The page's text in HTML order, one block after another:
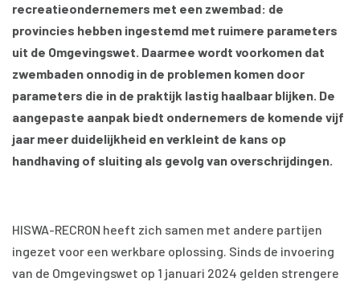
recreatieondernemers met een zwembad: de
provincies hebben ingestemd met ruimere parameters
uit de Omgevingswet. Daarmee wordt voorkomen dat
zwembaden onnodig in de problemen komen door
parameters die in de praktijk lastig haalbaar blijken. De
aangepaste aanpak biedt ondernemers de komende vijf
jaar meer duidelijkheid en verkleint de kans op
handhaving of sluiting als gevolg van overschrijdingen.
HISWA-RECRON heeft zich samen met andere partijen
ingezet voor een werkbare oplossing. Sinds de invoering
van de Omgevingswet op 1 januari 2024 gelden strengere